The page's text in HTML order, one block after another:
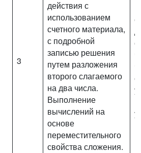
3
действия с
использованием
счетного материала,
с подробной
записью решения
путем разложения
второго слагаемого
на два числа.
Выполнение
вычислений на
основе
переместительного
свойства сложения.